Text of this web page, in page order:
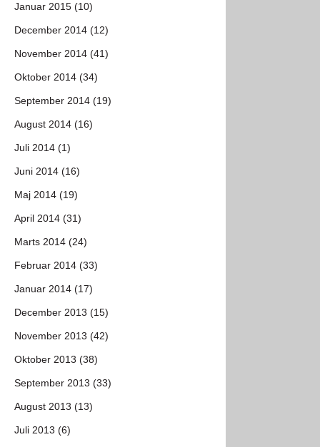
Januar 2015 (10)
December 2014 (12)
November 2014 (41)
Oktober 2014 (34)
September 2014 (19)
August 2014 (16)
Juli 2014 (1)
Juni 2014 (16)
Maj 2014 (19)
April 2014 (31)
Marts 2014 (24)
Februar 2014 (33)
Januar 2014 (17)
December 2013 (15)
November 2013 (42)
Oktober 2013 (38)
September 2013 (33)
August 2013 (13)
Juli 2013 (6)